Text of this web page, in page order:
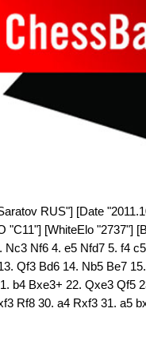
RUS"] [Date
"C11"] [WhiteElo "2737"]
Nc3 Nf6 4. e5 Nfd7 5. f4
Qf3 Bd6 14. Nb5 Be7
b4 Bxe3+ 22. Qxe3 Qf5
Rf8 30. a4 Rxf3 31. a5